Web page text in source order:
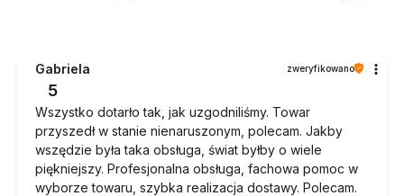
Gabriela zweryfikowano
5
Wszystko dotarło tak, jak uzgodniliśmy. Towar
przyszedł w stanie nienaruszonym, polecam. Jakby
wszędzie była taka obsługa, świat byłby o wiele
piękniejszy. Profesjonalna obsługa, fachowa pomoc w
wyborze towaru, szybka realizacja dostawy. Polecam.